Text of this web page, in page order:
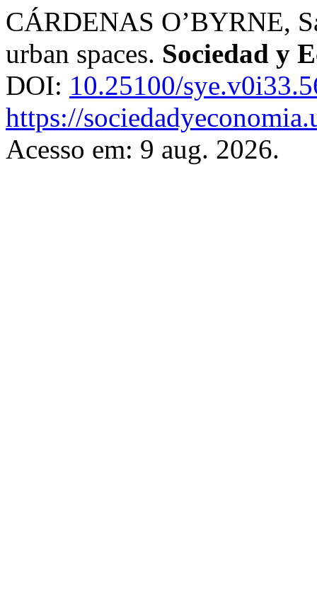
CÁRDENAS O’BYRNE,
urban spaces. Sociedad y
DOI: 10.25100/
https://
Acesso em: 9 aug. 2026.